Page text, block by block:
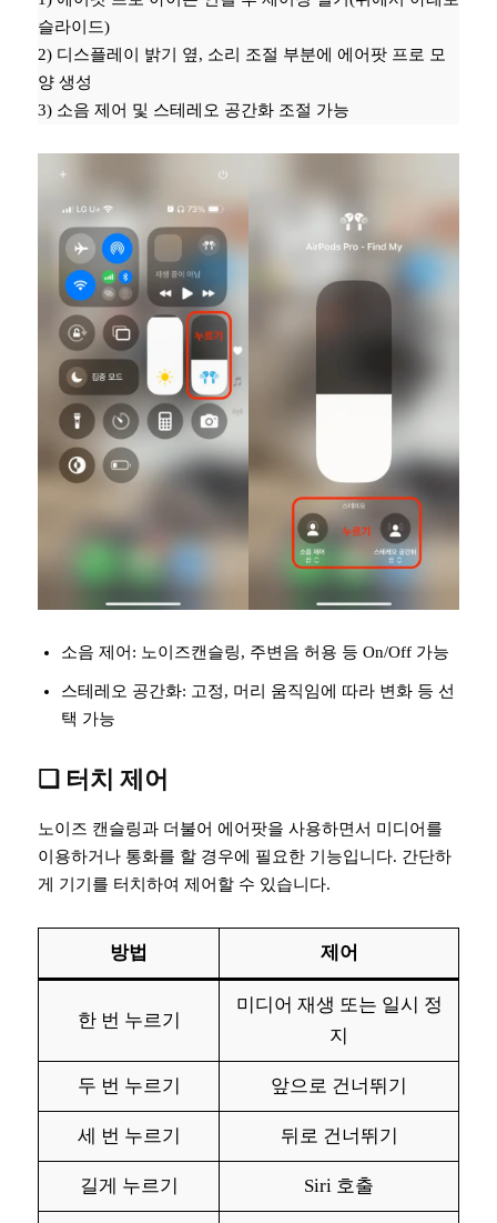
슬라이드)
2) 디스플레이 밝기 옆, 소리 조절 부분에 에어팟 프로 모
양 생성
3) 소음 제어 및 스테레오 공간화 조절 가능
소음 제어: 노이즈캔슬링, 주변음 허용 등 On/Off 가능
스테레오 공간화: 고정, 머리 움직임에 따라 변화 등 선
택 가능
❏ 터치 제어
노이즈 캔슬링과 더불어 에어팟을 사용하면서 미디어를
이용하거나 통화를 할 경우에 필요한 기능입니다. 간단하
게 기기를 터치하여 제어할 수 있습니다.
방법 제어
한 번 누르기
미디어 재생 또는 일시 정
지
두 번 누르기 앞으로 건너뛰기
세 번 누르기 뒤로 건너뛰기
길게 누르기 Siri 호출